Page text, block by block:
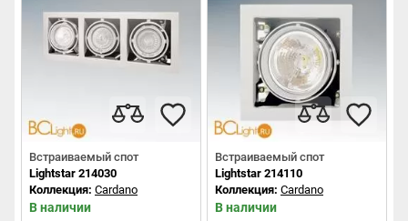
Встраиваемый спот
Lightstar 214030
Коллекция: Cardano
В наличии
Встраиваемый спот
Lightstar 214110
Коллекция: Cardano
В наличии